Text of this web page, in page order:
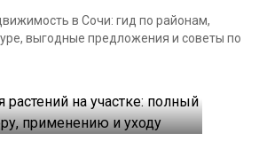
в Сочи: гид по районам,
выгодные предложения и советы по